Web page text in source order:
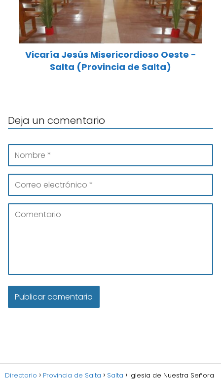
Vicaría Jesús Misericordioso Oeste -
Salta (Provincia de Salta)
Deja un comentario
Directorio Provincia de Salta Salta Iglesia de Nuestra Señora